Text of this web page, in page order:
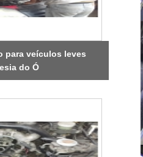
para veículos leves
do Ó